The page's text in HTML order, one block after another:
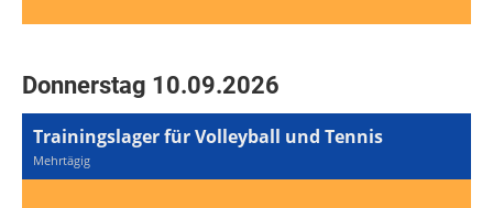
Donnerstag 10.09.2026
Trainingslager für Volleyball und Tennis
Mehrtägig